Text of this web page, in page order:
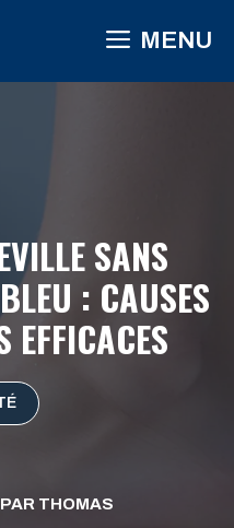
MENU
SANS
: CAUSES
EFFICACES
PAR THOMAS